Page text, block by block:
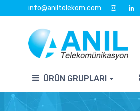
info@aniltelekom.com
ÜRÜN GRUPLARI